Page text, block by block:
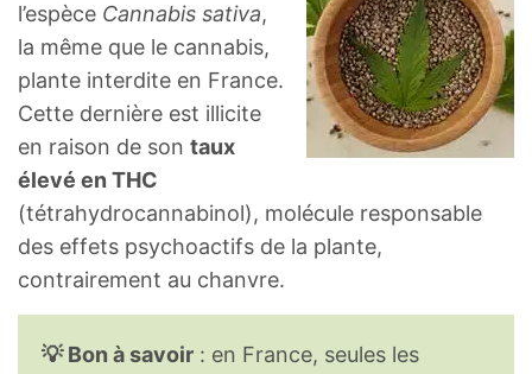
l’espèce Cannabis sativa,
la même que le cannabis,
plante interdite en France.
Cette dernière est illicite
en raison de son taux
élevé en THC
(tétrahydrocannabinol), molécule responsable
des effets psychoactifs de la plante,
contrairement au chanvre.
💡 Bon à savoir : en France, seules les